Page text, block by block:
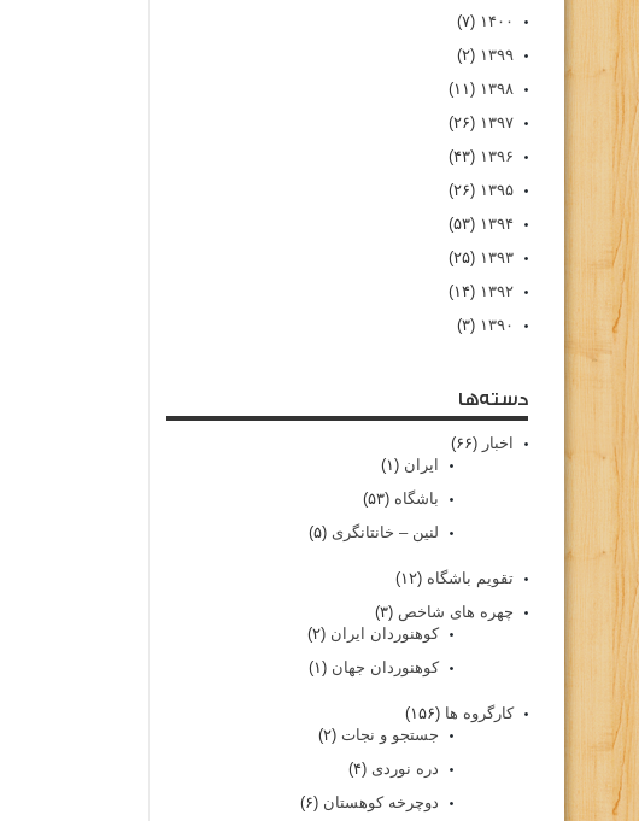
۱۴۰۰ (۷)
۱۳۹۹ (۲)
۱۳۹۸ (۱۱)
۱۳۹۷ (۲۶)
۱۳۹۶ (۴۳)
۱۳۹۵ (۲۶)
۱۳۹۴ (۵۳)
۱۳۹۳ (۲۵)
۱۳۹۲ (۱۴)
۱۳۹۰ (۳)
دسته‌ها
اخبار (۶۶)
ایران (۱)
باشگاه (۵۳)
لنین – خانتانگری (۵)
تقویم باشگاه (۱۲)
چهره های شاخص (۳)
کوهنوردان ایران (۲)
کوهنوردان جهان (۱)
کارگروه ها (۱۵۶)
جستجو و نجات (۲)
دره نوردی (۴)
دوچرخه کوهستان (۶)